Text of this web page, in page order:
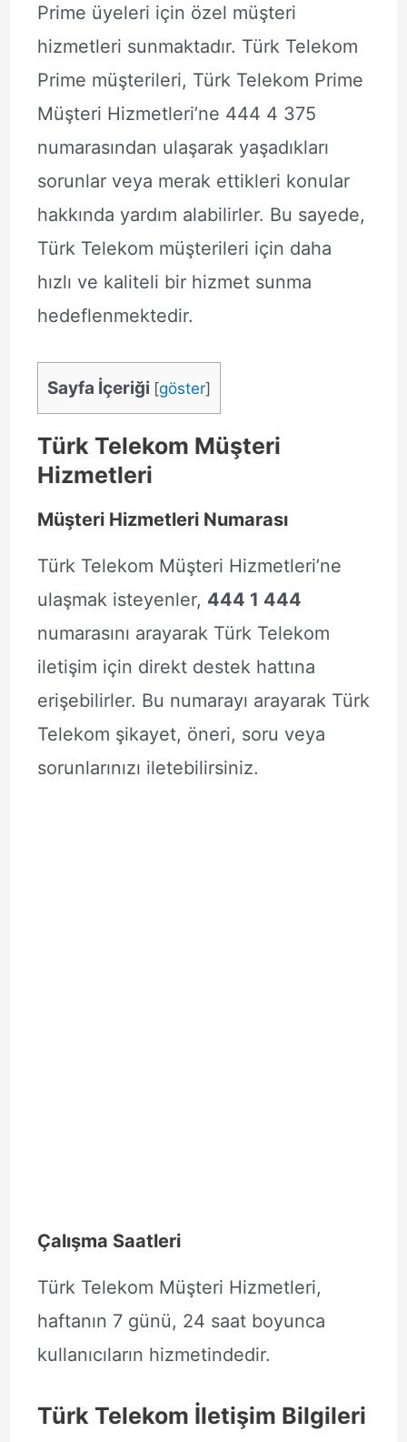
Prime üyeleri için özel müşteri
hizmetleri sunmaktadır. Türk Telekom
Prime müşterileri, Türk Telekom Prime
Müşteri Hizmetleri’ne 444 4 375
numarasından ulaşarak yaşadıkları
sorunlar veya merak ettikleri konular
hakkında yardım alabilirler. Bu sayede,
Türk Telekom müşterileri için daha
hızlı ve kaliteli bir hizmet sunma
hedeflenmektedir.
Sayfa İçeriği [göster]
Türk Telekom Müşteri
Hizmetleri
Müşteri Hizmetleri Numarası
Türk Telekom Müşteri Hizmetleri’ne
ulaşmak isteyenler, 444 1 444
numarasını arayarak Türk Telekom
iletişim için direkt destek hattına
erişebilirler. Bu numarayı arayarak Türk
Telekom şikayet, öneri, soru veya
sorunlarınızı iletebilirsiniz.
Çalışma Saatleri
Türk Telekom Müşteri Hizmetleri,
haftanın 7 günü, 24 saat boyunca
kullanıcıların hizmetindedir.
Türk Telekom İletişim Bilgileri